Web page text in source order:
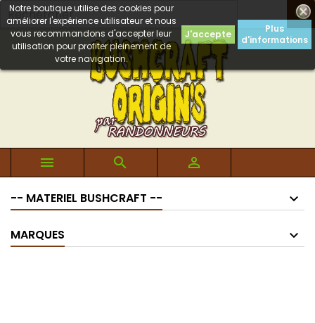

Notre boutique utilise des cookies pour
améliorer l'expérience utilisateur et nous
vous recommandons d'accepter leur
utilisation pour profiter pleinement de
votre navigation.
J'accepte
Plus
d'informations
  
-- MATERIEL BUSHCRAFT --
MARQUES